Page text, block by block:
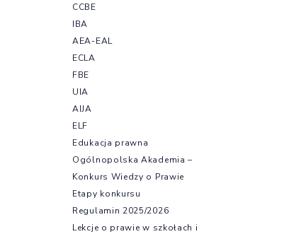
CCBE
IBA
AEA-EAL
ECLA
FBE
UIA
AIJA
ELF
Edukacja prawna
Ogólnopolska Akademia –
Konkurs Wiedzy o Prawie
Etapy konkursu
Regulamin 2025/2026
Lekcje o prawie w szkołach i